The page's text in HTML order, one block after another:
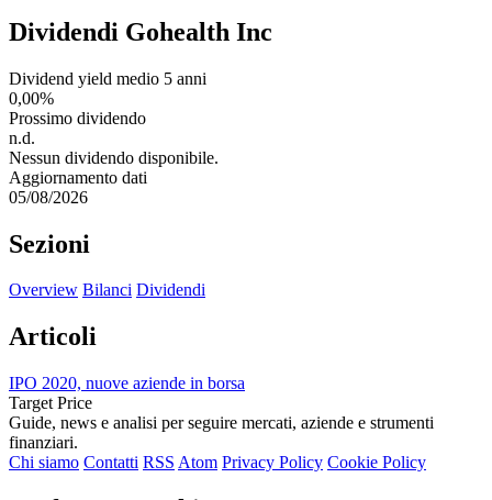
Dividendi Gohealth Inc
Dividend yield medio 5 anni
0,00%
Prossimo dividendo
n.d.
Nessun dividendo disponibile.
Aggiornamento dati
05/08/2026
Sezioni
Overview Bilanci Dividendi
Articoli
IPO 2020, nuove aziende in borsa
Target Price
Guide, news e analisi per seguire mercati, aziende e strumenti
finanziari.
Chi siamo Contatti RSS Atom Privacy Policy Cookie Policy